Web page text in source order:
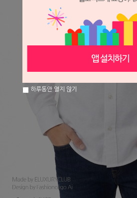
하루동안 열지 않기